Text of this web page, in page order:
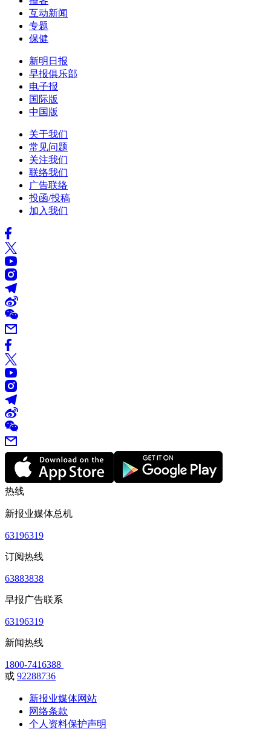
互动新闻
专题
保健
新明日报
早报俱乐部
电子报
国际版
中国版
关于我们
常见问题
关注我们
联络我们
广告联络
投函/投稿
加入我们
热线
新报业媒体总机
63196319
订阅热线
63883838
早报广告联系
63196319
新闻热线
1800-7416388
或 92288736
新报业媒体网站
网络条款
个人资料保护声明